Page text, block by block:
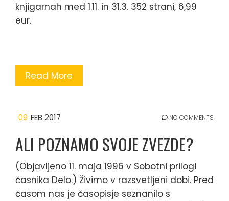
knjigarnah med 1.11. in 31.3. 352 strani, 6,99
eur.
Read More
09 FEB 2017 NO COMMENTS
ALI POZNAMO SVOJE ZVEZDE?
(Objavljeno 11. maja 1996 v Sobotni prilogi
časnika Delo.) Živimo v razsvetljeni dobi. Pred
časom nas je časopisje seznanilo s